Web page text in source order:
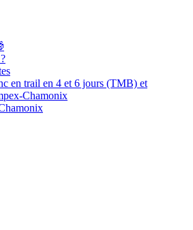
en trail en 4 et 6 jours (TMB) et
Chamonix